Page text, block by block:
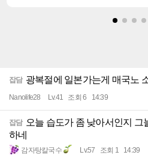
잡담 광복절에 일본가는게 매국노
Nanolife28 Lv.41 조회 6 14:39
잡담 오늘 습도가 좀 낮아서인지 그
하네
감자탕칼국수 Lv.57 조회 1 14:39